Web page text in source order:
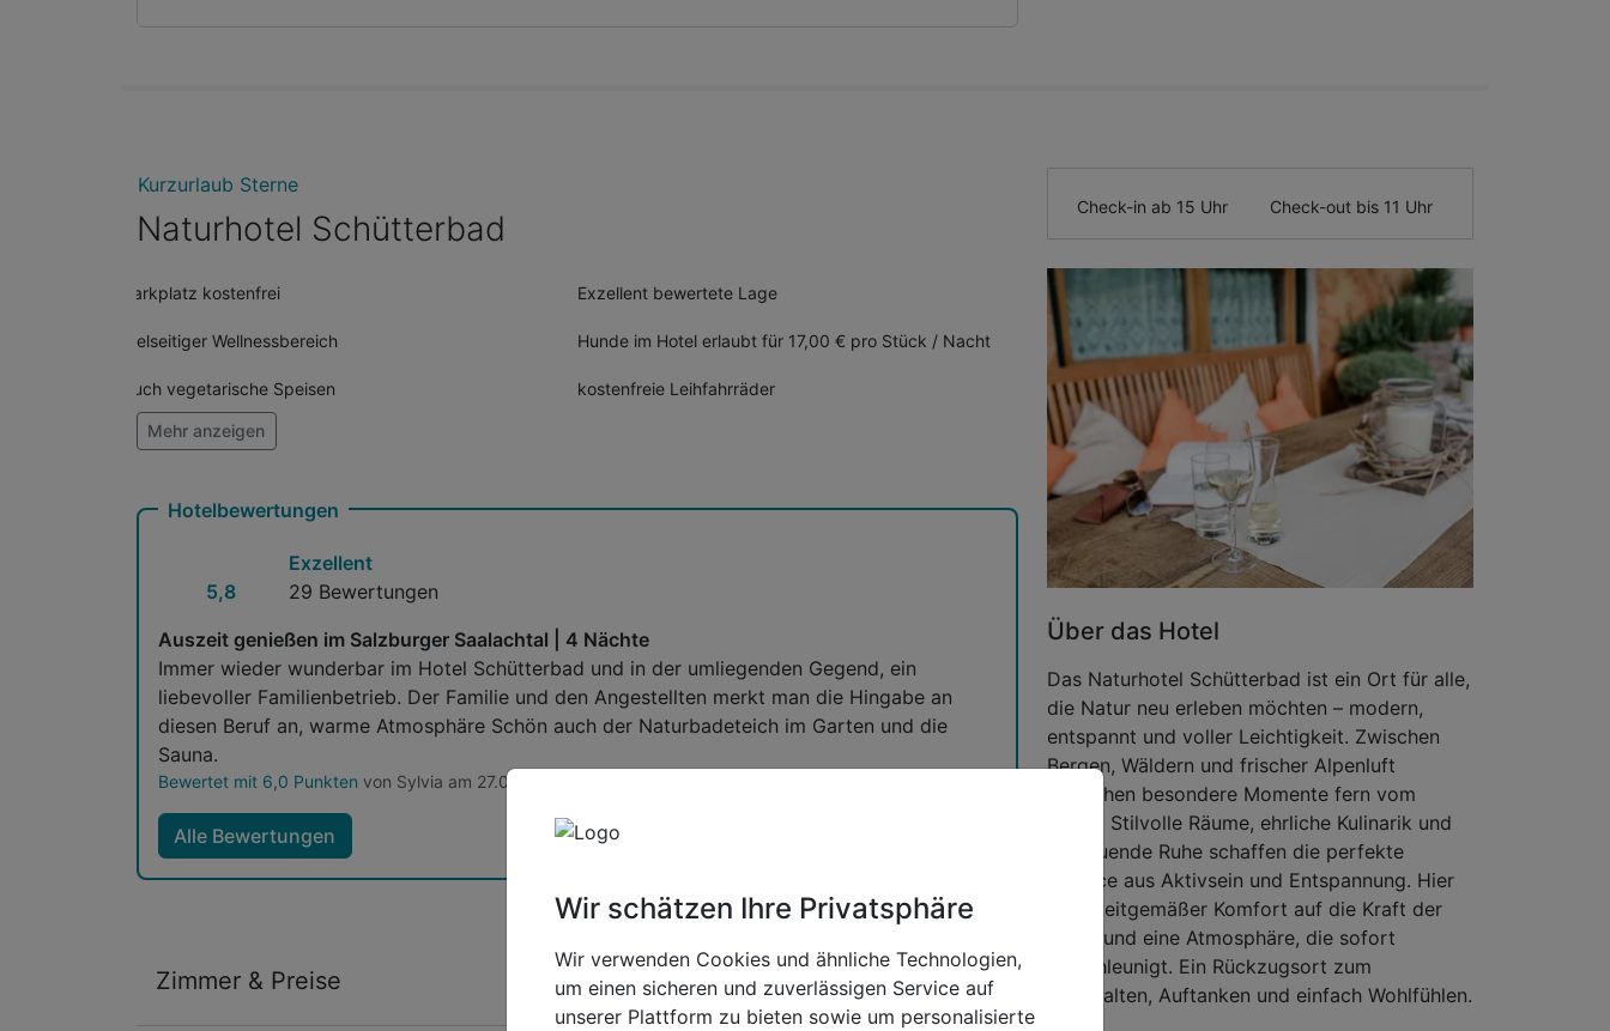
Kurzurlaub Sterne
Naturhotel Schütterbad
Parkplatz kostenfrei Exzellent bewertete Lage
Vielseitiger Wellnessbereich Hunde im Hotel erlaubt für 17,00 € pro Stück / Nacht
Auch vegetarische Speisen kostenfreie Leihfahrräder
Fitnessgeräte stehen bereit
Mehr anzeigen
Hotelbewertungen
5,8
Exzellent
29 Bewertungen
Auszeit genießen im Salzburger Saalachtal | 4 Nächte
Immer wieder wunderbar im Hotel Schütterbad und in der umliegenden Gegend, ein
liebevoller Familienbetrieb. Der Familie und den Angestellten merkt man die Hingabe an
diesen Beruf an, warme Atmosphäre Schön auch der Naturbadeteich im Garten und die
Sauna.
Bewertet mit 6,0 Punkten von Sylvia am 27.09.2025
Alle Bewertungen
Zimmer & Preise
Check-in ab 15 Uhr Check-out bis 11 Uhr
Über das Hotel
Das Naturhotel Schütterbad ist ein Ort für alle,
die Natur neu erleben möchten – modern,
entspannt und voller Leichtigkeit. Zwischen
Bergen, Wäldern und frischer Alpenluft
entstehen besondere Momente fern vom
Alltag. Stilvolle Räume, ehrliche Kulinarik und
wohltuende Ruhe schaffen die perfekte
Balance aus Aktivsein und Entspannung. Hier
trifft zeitgemäßer Komfort auf die Kraft der
Natur und eine Atmosphäre, die sofort
entschleunigt. Ein Rückzugsort zum
Abschalten, Auftanken und einfach Wohlfühlen.
Wir schätzen Ihre Privatsphäre
Wir verwenden Cookies und ähnliche Technologien,
um einen sicheren und zuverlässigen Service auf
unserer Plattform zu bieten sowie um personalisierte